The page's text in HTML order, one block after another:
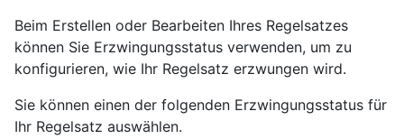
Beim Erstellen oder Bearbeiten Ihres Regelsatzes
können Sie Erzwingungsstatus verwenden, um zu
konfigurieren, wie Ihr Regelsatz erzwungen wird.
Sie können einen der folgenden Erzwingungsstatus für
Ihr Regelsatz auswählen.